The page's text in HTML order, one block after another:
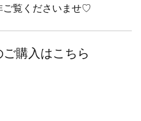
ご覧くださいませ♡
購入はこちら